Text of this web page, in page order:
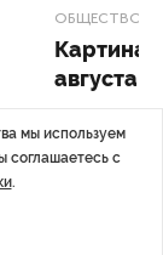
ОБЩЕСТВО
Картина
августа
Рассказываем
и мире,
мы используем
соглашаетесь с
.